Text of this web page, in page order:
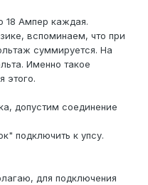
18 Ампер каждая.
вспоминаем, что при
суммируется. На
Именно такое
этого.
допустим соединение
подключить к упсу.
для подключения